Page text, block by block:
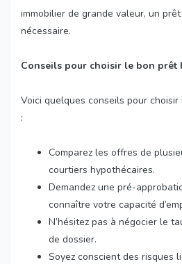
immobilier de grande valeur, un
nécessaire.
Conseils pour choisir le bon prêt
Voici quelques conseils pour
:
Comparez les offres de
courtiers hypothécaires.
Demandez une pré-
connaître votre capacité
N’hésitez pas à négocier le
de dossier.
Soyez conscient des risques